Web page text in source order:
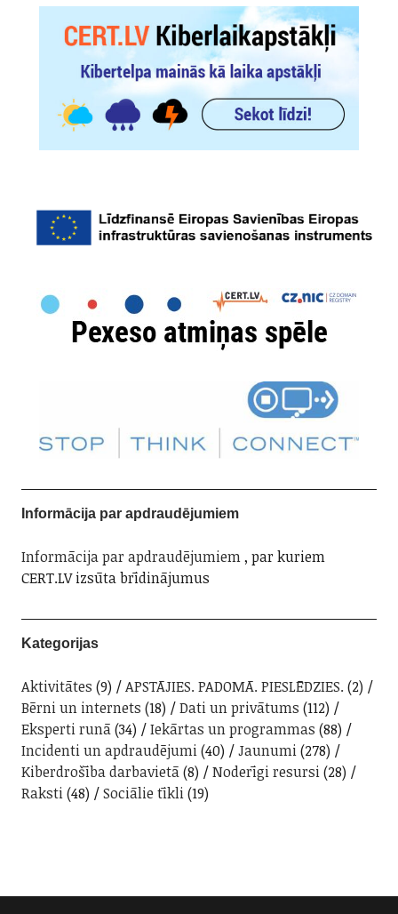
Informācija par apdraudējumiem
Informācija par apdraudējumiem, par kuriem
CERT.LV izsūta brīdinājumus
Kategorijas
Aktivitātes (9) APSTĀJIES. PADOMĀ. PIESLĒDZIES. (2)
Bērni un internets (18) Dati un privātums (112)
Eksperti runā(34) Iekārtas un programmas (88)
Incidenti un apdraudējumi(40) Jaunumi(278)
Kiberdrošība darbavietā(8) Noderīgi resursi(28)
Raksti(48) Sociālie tīkli(19)